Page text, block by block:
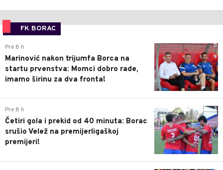
FK BORAC
0
Pre 8 h
Marinović nakon trijumfa Borca na
startu prvenstva: Momci dobro rade,
imamo širinu za dva fronta!
3
Pre 8 h
Četiri gola i prekid od 40 minuta: Borac
srušio Velež na premijerligaškoj
premijeri!